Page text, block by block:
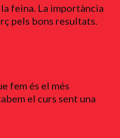
feina. La importància
pels bons resultats.
fem és el més
el curs sent una